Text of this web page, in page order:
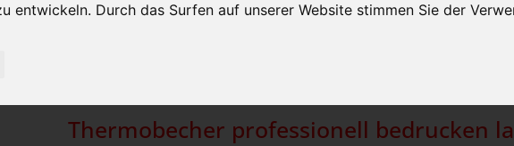
entwickeln. Durch das Surfen auf unserer Website stimmen Sie der
INDIVIDUELLE ANFRAGE WARENKORB
Thermobecher professionell bedrucken